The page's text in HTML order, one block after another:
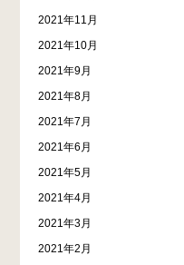
2021年11月
2021年10月
2021年9月
2021年8月
2021年7月
2021年6月
2021年5月
2021年4月
2021年3月
2021年2月